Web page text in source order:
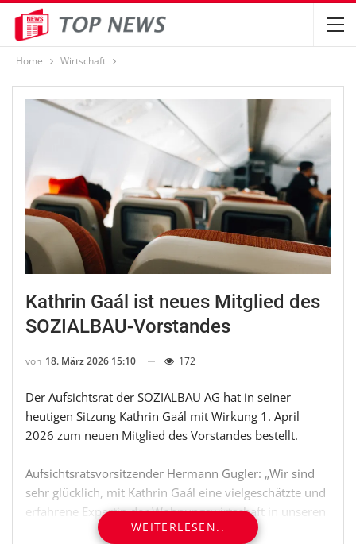
Home Wirtschaft
Kathrin Gaál ist neues Mitglied des
SOZIALBAU-Vorstandes
von 18. März 2026 15:10 172
Der Aufsichtsrat der SOZIALBAU AG hat in seiner
heutigen Sitzung Kathrin Gaál mit Wirkung 1. April
2026 zum neuen Mitglied des Vorstandes bestellt.
Aufsichtsratsvorsitzender Hermann Gugler: „Wir sind
sehr glücklich, mit Kathrin Gaál eine vielgeschätzte und
erfahrene Expertin der Wohnungswirtschaft in unseren
Reihen willkommen zu heißen. Wir sind uns sicher,
WEITERLESEN..